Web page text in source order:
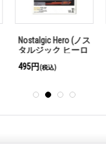
Nostalgic Hero (ノス
タルジック ヒーロ
495円(税込)